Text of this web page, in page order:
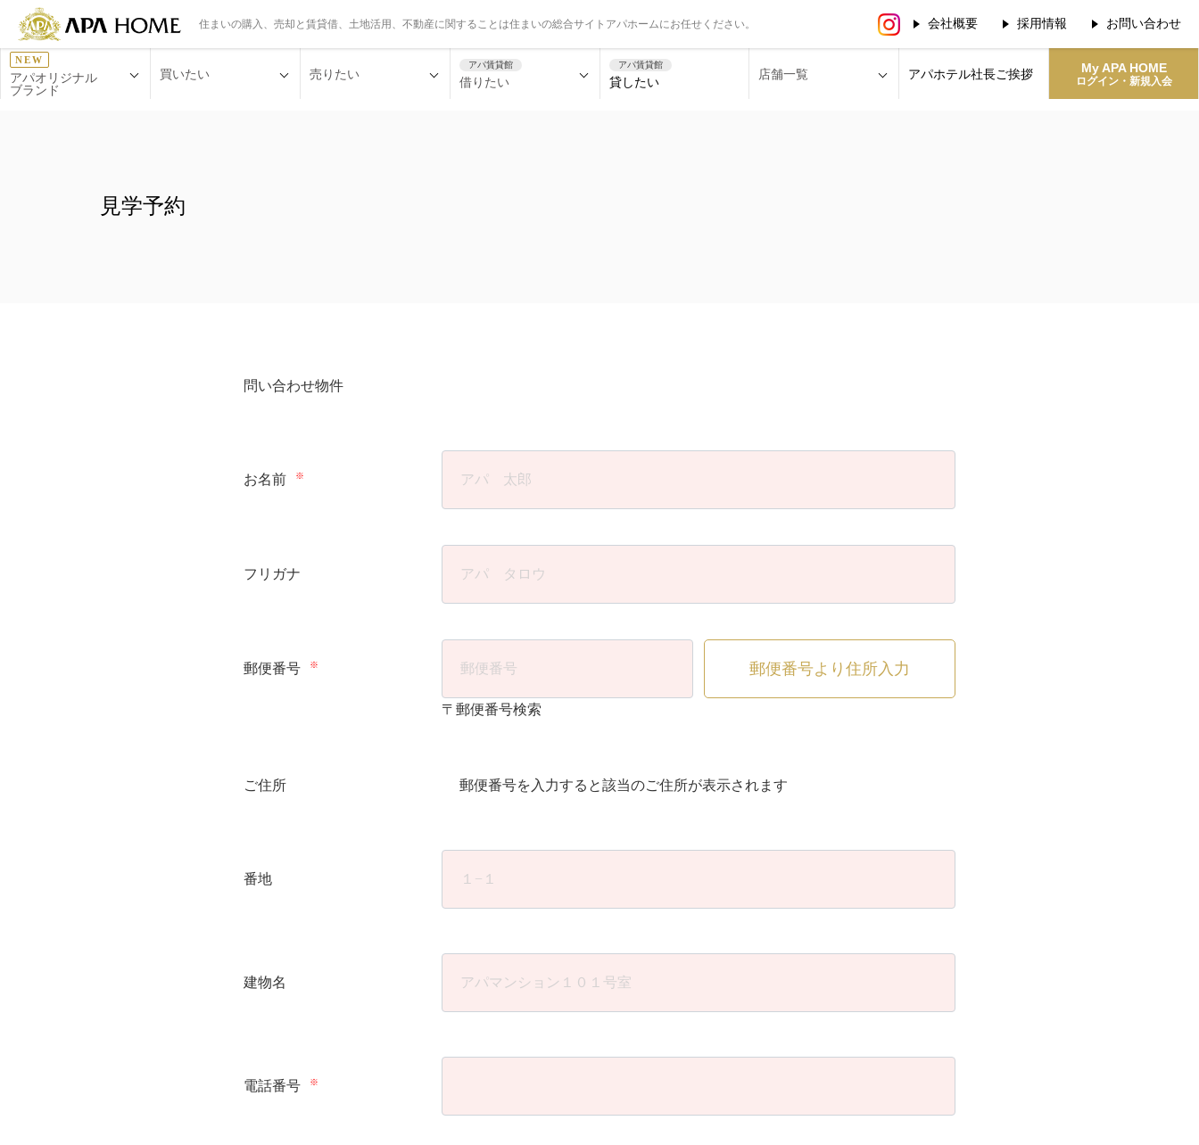
住まいの購入、売却と賃貸借、土地活用、不動産に関することは住まいの総合サイトアパホームにお任せください。 会社概要 採用情報 お問い合わせ
NEW
アパオリジナル
ブランド
買いたい 売りたい
アパ賃貸館
借りたい
アパ賃貸館
貸したい
店舗一覧 アパホテル社長ご挨拶 My APA HOME
ログイン・新規入会
見学予約
問い合わせ物件
お名前 ※
フリガナ
郵便番号 ※
〒郵便番号検索
郵便番号より住所入力
ご住所 郵便番号を入力すると該当のご住所が表示されます
番地
建物名
電話番号 ※